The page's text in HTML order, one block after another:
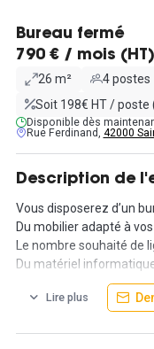
Bureau fermé
790 € / mois (HT)
26 m²
4 postes
Soit 198€ HT / poste
Disponible dès
Rue Ferdinand, 42000
Description de
Vous disposerez d’un
Du mobilier adapté à
Le nombre souhaité de
Du matériel
Organisation de vos
selon demande
Vous avez la possibilité
Lire plus